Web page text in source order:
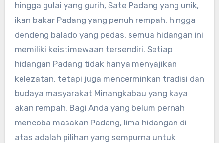
hingga gulai yang gurih, Sate Padang yang unik,
ikan bakar Padang yang penuh rempah, hingga
dendeng balado yang pedas, semua hidangan ini
memiliki keistimewaan tersendiri. Setiap
hidangan Padang tidak hanya menyajikan
kelezatan, tetapi juga mencerminkan tradisi dan
budaya masyarakat Minangkabau yang kaya
akan rempah. Bagi Anda yang belum pernah
mencoba masakan Padang, lima hidangan di
atas adalah pilihan yang sempurna untuk